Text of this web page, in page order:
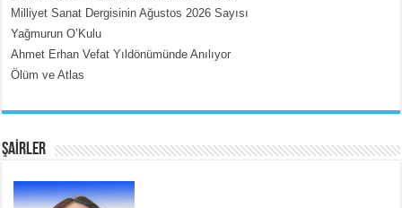
Milliyet Sanat Dergisinin Ağustos 2026 Sayısı
Yağmurun O’Kulu
Ahmet Erhan Vefat Yıldönümünde Anılıyor
Ölüm ve Atlas
ŞAİRLER